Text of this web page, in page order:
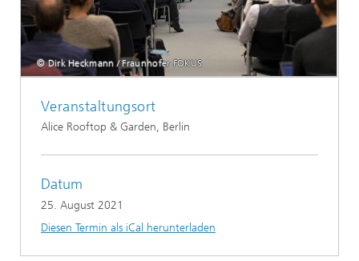
© Dirk Heckmann / Fraunhofer FOKUS
Veranstaltungsort
Alice Rooftop & Garden, Berlin
Datum
25. August 2021
Diesen Termin als iCal herunterladen